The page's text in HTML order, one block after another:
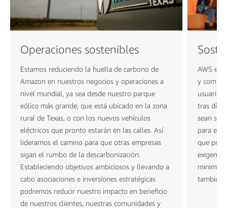
Operaciones sostenibles
Estamos reduciendo la huella de carbono de
Amazon en nuestros negocios y operaciones a
nivel mundial, ya sea desde nuestro parque
eólico más grande, que está ubicado en la zona
rural de Texas, o con los nuevos vehículos
eléctricos que pronto estarán en las calles. Así
lideramos el camino para que otras empresas
sigan el rumbo de la descarbonización.
Estableciendo objetivos ambiciosos y llevando a
cabo asociaciones e inversiones estratégicas
podremos reducir nuestro impacto en beneficio
de nuestros clientes, nuestras comunidades y
AWS es
y
usuarios
tras día.
sean
para el
que
exigen
también